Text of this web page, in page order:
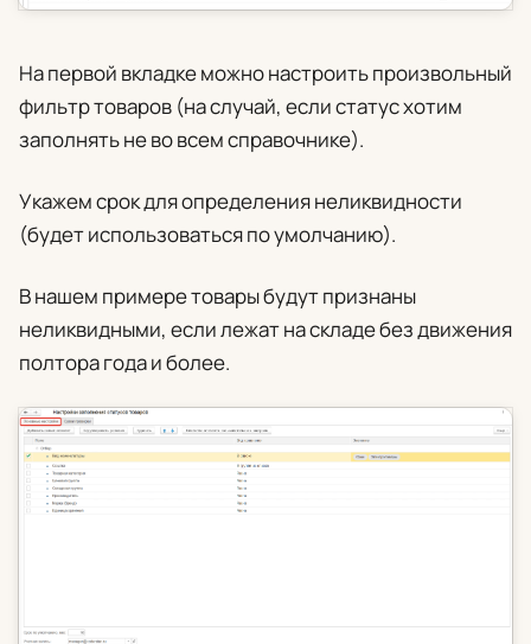
На первой вкладке можно настроить произвольный
фильтр товаров (на случай, если статус хотим
заполнять не во всем справочнике).
Укажем срок для определения неликвидности
(будет использоваться по умолчанию).
В нашем примере товары будут признаны
неликвидными, если лежат на складе без движения
полтора года и более.